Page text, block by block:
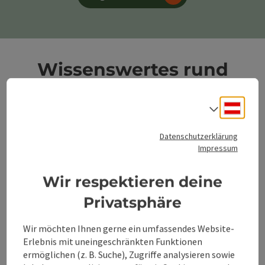
Wissenswertes rund
Link zu FRANZI
verloren?
Datenschutzerklärung
Impressum
Wir respektieren deine
Privatsphäre
Wir möchten Ihnen gerne ein umfassendes Website-
Erlebnis mit uneingeschränkten Funktionen
ermöglichen (z. B. Suche), Zugriffe analysieren sowie